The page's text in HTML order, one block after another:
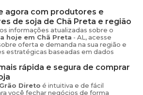
agora com produtores e
de soja de Chã Preta e região
informações atualizadas sobre o
hoje em Chã Preta - AL, acesse
oferta e demanda na sua região e
estratégicas baseadas em dados
rápida e segura de comprar
Grão Direto é intuitiva e de fácil
você fechar negócios de forma